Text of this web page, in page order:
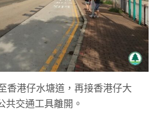
香港仔水塘道，再接香港仔大
共交通工具離開。